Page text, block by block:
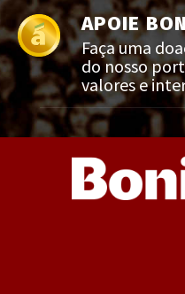
APOIE
Faça uma
do nosso
valores e